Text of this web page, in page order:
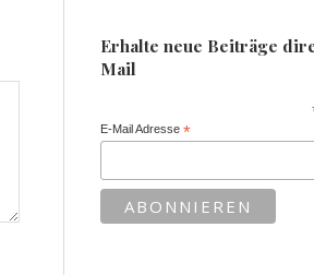
Erhalte neue Beiträge
Mail
E-Mail Adresse*